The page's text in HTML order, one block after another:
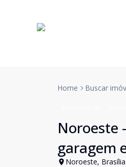
Home Buscar
Noroeste
garagem
Noroeste,